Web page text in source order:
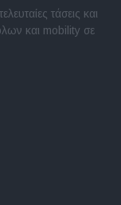
τάσεις και
και mobility σε